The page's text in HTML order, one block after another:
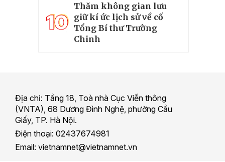
10
Thăm không gian lưu
giữ kí ức lịch sử về cố
Tổng Bí thư Trường
Chinh
Địa chỉ: Tầng 18, Toà nhà Cục Viễn thông
(VNTA), 68 Dương Đình Nghệ, phường Cầu
Giấy, TP. Hà Nội.
Điện thoại: 02437674981
Email: vietnamnet@vietnamnet.vn